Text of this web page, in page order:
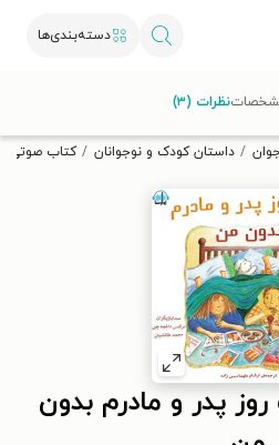
دسته‌بندی‌ها
طاقچه دریافت کن.
داستان کودک و نوجوانان کتاب صوتی
پدر و مادرم بدون
نظرات (۳)